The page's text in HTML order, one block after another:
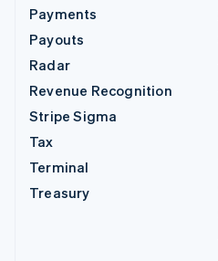
Payments
Payouts
Radar
Revenue Recognition
Stripe Sigma
Tax
Terminal
Treasury